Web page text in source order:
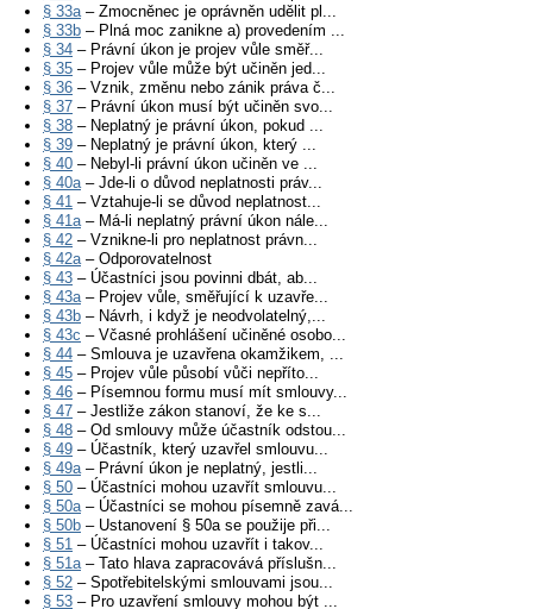
§ 33a– Zmocněnec je oprávněn udělit pl...
§ 33b – Plná moc zanikne a) provedením ...
§ 34 – Právní úkon je projev vůle směř...
§ 35 – Projev vůle může být učiněn jed...
§ 36 – Vznik, změnu nebo zánik práva č...
§ 37 – Právní úkon musí být učiněn svo...
§ 38 – Neplatný je právní úkon, pokud ...
§ 39 – Neplatný je právní úkon, který ...
§ 40 – Nebyl-li právní úkon učiněn ve ...
§ 40a– Jde-li o důvod neplatnosti práv...
§ 41 – Vztahuje-li se důvod neplatnost...
§ 41a– Má-li neplatný právní úkon nále...
§ 42 – Vznikne-li pro neplatnost právn...
§ 42a– Odporovatelnost
§ 43 – Účastníci jsou povinni dbát, ab...
§ 43a– Projev vůle, směřující k uzavře...
§ 43b – Návrh, i když je neodvolatelný,...
§ 43c – Včasné prohlášení učiněné osobo...
§ 44 – Smlouva je uzavřena okamžikem, ...
§ 45 – Projev vůle působí vůči nepříto...
§ 46 – Písemnou formu musí mít smlouvy...
§ 47 – Jestliže zákon stanoví, že ke s...
§ 48 – Od smlouvy může účastník odstou...
§ 49 – Účastník, který uzavřel smlouvu...
§ 49a– Právní úkon je neplatný, jestli...
§ 50 – Účastníci mohou uzavřít smlouvu...
§ 50a– Účastníci se mohou písemně zavá...
§ 50b – Ustanovení § 50a se použije při...
§ 51 – Účastníci mohou uzavřít i takov...
§ 51a– Tato hlava zapracovává příslušn...
§ 52 – Spotřebitelskými smlouvami jsou...
§ 53 – Pro uzavření smlouvy mohou být ...